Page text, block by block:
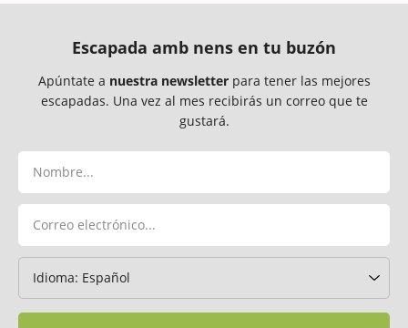
Escapada amb nens en tu buzón
Apúntate a nuestra newsletterpara tener las mejores
escapadas. Una vez al mes recibirás un correo que te
gustará.